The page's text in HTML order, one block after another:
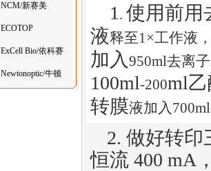
NCM/新赛美
ECOTOP
ExCell Bio/依科赛
Newtonoptic/牛顿
1 . 使用前用
液释至1×工作液
加入 950ml去离
100ml-200ml
转膜液加入
2. 做好转印
恒流 400 mA